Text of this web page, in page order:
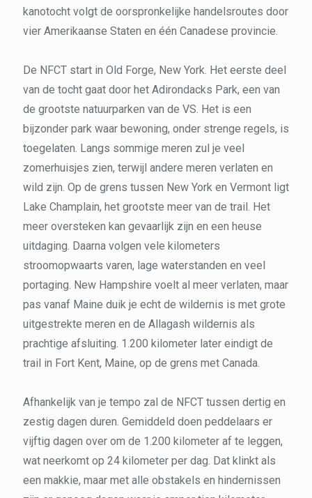
kanotocht volgt de oorspronkelijke handelsroutes door
vier Amerikaanse Staten en één Canadese provincie.
De NFCT start in Old Forge, New York. Het eerste deel
van de tocht gaat door het Adirondacks Park, een van
de grootste natuurparken van de VS. Het is een
bijzonder park waar bewoning, onder strenge regels, is
toegelaten. Langs sommige meren zul je veel
zomerhuisjes zien, terwijl andere meren verlaten en
wild zijn. Op de grens tussen New York en Vermont ligt
Lake Champlain, het grootste meer van de trail. Het
meer oversteken kan gevaarlijk zijn en een heuse
uitdaging. Daarna volgen vele kilometers
stroomopwaarts varen, lage waterstanden en veel
portaging. New Hampshire voelt al meer verlaten, maar
pas vanaf Maine duik je echt de wildernis is met grote
uitgestrekte meren en de Allagash wildernis als
prachtige afsluiting. 1.200 kilometer later eindigt de
trail in Fort Kent, Maine, op de grens met Canada.
Afhankelijk van je tempo zal de NFCT tussen dertig en
zestig dagen duren. Gemiddeld doen peddelaars er
vijftig dagen over om de 1.200 kilometer af te leggen,
wat neerkomt op 24 kilometer per dag. Dat klinkt als
een makkie, maar met alle obstakels en hindernissen